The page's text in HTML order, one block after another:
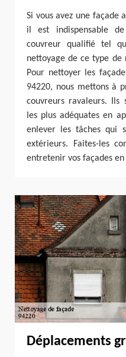
Si vous avez une façade
il est indispensable
couvreur qualifié tel
nettoyage de ce type de
Pour nettoyer les
94220, nous mettons à
couvreurs ravaleurs. Ils
les plus adéquates en
enlever les tâches qui
extérieurs. Faites-les
entretenir vos façades
Déplacements